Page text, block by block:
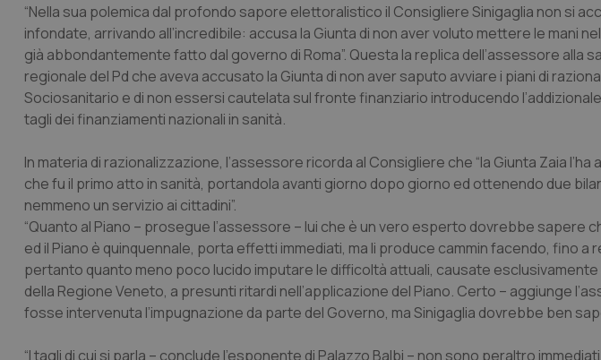
“Nella sua polemica dal profondo sapore elettoralistico il Consigliere Sinigaglia non si
infondate, arrivando all’incredibile: accusa la Giunta di non aver voluto mettere le mani
già abbondantemente fatto dal governo di Roma”. Questa la replica dell’assessore alla
regionale del Pd che aveva accusato la Giunta di non aver saputo avviare i piani di
Sociosanitario e di non essersi cautelata sul fronte finanziario introducendo
tagli dei finanziamenti nazionali in sanità.
In materia di razionalizzazione, l’assessore ricorda al Consigliere che “la Giunta Zaia l’ha
che fu il primo atto in sanità, portandola avanti giorno dopo giorno ed ottenendo due
nemmeno un servizio ai cittadini”.
“Quanto al Piano – prosegue l’assessore – lui che è un vero esperto dovrebbe sapere
ed il Piano è quinquennale, porta effetti immediati, ma li produce cammin facendo, fino a
pertanto quanto meno poco lucido imputare le difficoltà attuali, causate
della Regione Veneto, a presunti ritardi nell’applicazione del Piano. Certo – aggiunge
fosse intervenuta l’impugnazione da parte del Governo, ma Sinigaglia dovrebbe ben
“I tagli di cui si parla – conclude l’esponente di Palazzo Balbi – non sono peraltro